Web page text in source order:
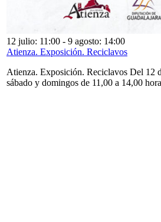
12 julio: 11:00 - 9 agosto: 14:00
Atienza. Exposición. Reciclavos
Atienza. Exposición. Reciclavos Del 12
sábado y domingos de 11,00 a 14,00